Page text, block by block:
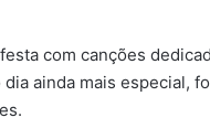
com canções
dia ainda mais especial,